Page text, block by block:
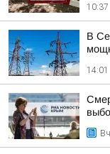
10:37
В
14:01